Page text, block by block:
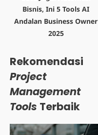
Bisnis, Ini 5 Tools AI
Andalan Business Owner
2025
Rekomendasi
Project
Management
Tools Terbaik